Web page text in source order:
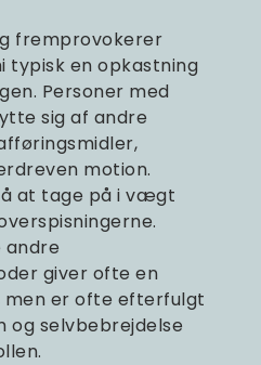
fremprovokerer
typisk en opkastning
Personer med
sig af andre
motion.
at tage på i vægt
andre
giver ofte en
er ofte efterfulgt
og selvbebrejdelse